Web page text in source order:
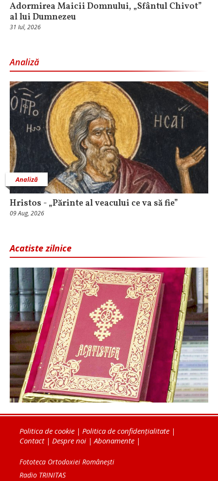
Adormirea Maicii Domnului, „Sfântul Chivot”
al lui Dumnezeu
31 Iul, 2026
Analiză
Analiză
Hristos - „Părinte al veacului ce va să fie”
09 Aug, 2026
Acatiste zilnice
Politica de cookie | Politica de confidențialitate |
Contact| Despre noi | Abonamente |
Fototeca Ortodoxiei Românești
Radio TRINITAS